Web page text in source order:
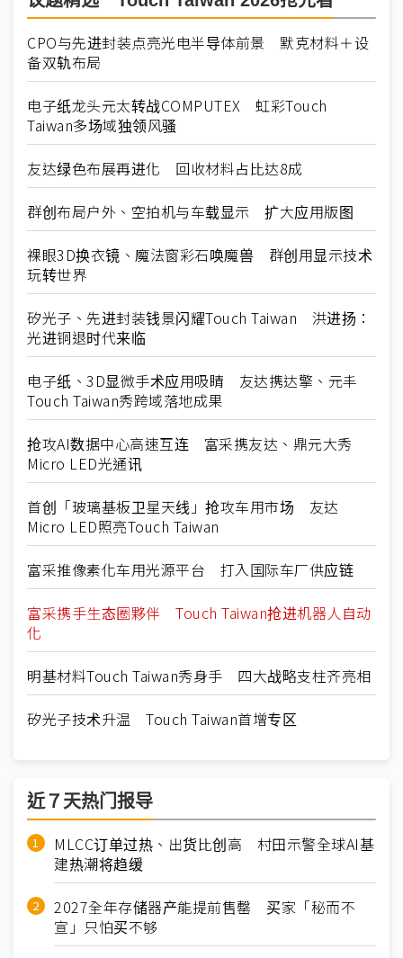
CPO与先进封装点亮光电半导体前景 默克材料＋设
备双轨布局
电子纸龙头元太转战COMPUTEX 虹彩Touch
Taiwan多场域独领风骚
友达绿色布展再进化 回收材料占比达8成
群创布局户外、空拍机与车载显示 扩大应用版图
裸眼3D换衣镜、魔法窗彩石唤魔兽 群创用显示技术
玩转世界
矽光子、先进封装钱景闪耀Touch Taiwan 洪进扬：
光进铜退时代来临
电子纸、3D显微手术应用吸睛 友达携达擎、元丰
Touch Taiwan秀跨域落地成果
抢攻AI数据中心高速互连 富采携友达、鼎元大秀
Micro LED光通讯
首创「玻璃基板卫星天线」抢攻车用市场 友达
Micro LED照亮Touch Taiwan
富采推像素化车用光源平台 打入国际车厂供应链
富采携手生态圈夥伴 Touch Taiwan抢进机器人自动
化
明基材料Touch Taiwan秀身手 四大战略支柱齐亮相
矽光子技术升温 Touch Taiwan首增专区
近７天热门报导
MLCC订单过热、出货比创高 村田示警全球AI基
建热潮将趋缓
2027全年存储器产能提前售罄 买家「秘而不
宣」只怕买不够